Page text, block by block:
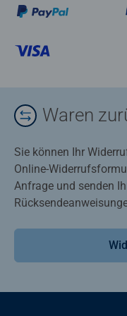
Waren
Sie können Ihr
Online-
Anfrage und senden